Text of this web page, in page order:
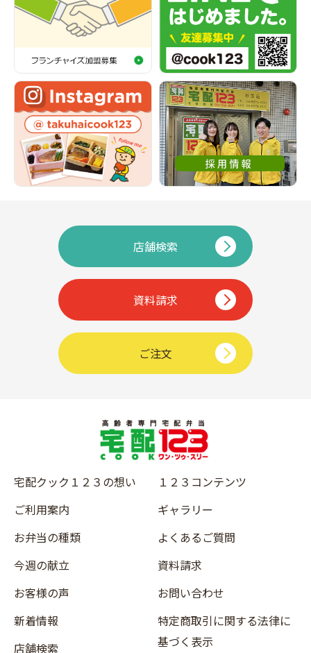
店舗検索
資料請求
ご注文
宅配クック１２３の想い
ご利用案内
お弁当の種類
今週の献立
お客様の声
新着情報
店舗検索
１２３コンテンツ
ギャラリー
よくあるご質問
資料請求
お問い合わせ
特定商取引に関する法律に
基づく表示